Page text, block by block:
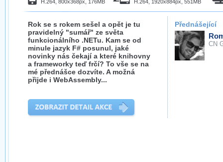
H.264, 800x368px, 176MB H.264, 1920x884px, 551MB
Rok se s rokem sešel a opět je tu
pravidelný "sumář" ze světa
funkcionálního .NETu. Kam se od
minule jazyk F# posunul, jaké
novinky nás čekají a které knihovny
a frameworky teď frčí? To vše se na
mé přednášce dozvíte. A možná
přijde i WebAssembly...
Přednášející
CN